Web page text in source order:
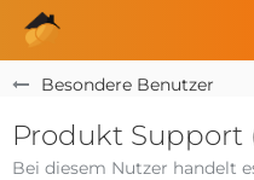
Besondere Benutzer
Produkt Support
Bei diesem Nutzer handelt